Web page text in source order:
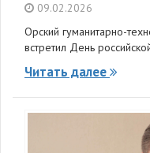
09.02.2026
Орский гуманитарно-
встретил День
Читать далее